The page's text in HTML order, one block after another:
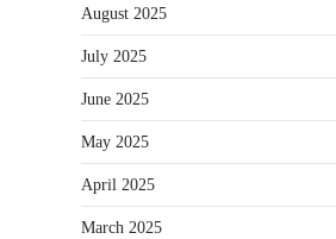
August 2025
July 2025
June 2025
May 2025
April 2025
March 2025